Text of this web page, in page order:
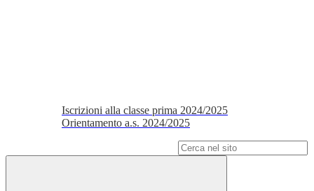
Iscrizioni alla classe prima 2024/2025
Orientamento a.s. 2024/2025